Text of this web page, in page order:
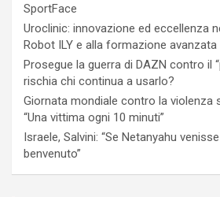
SportFace
Uroclinic: innovazione ed eccellenza
Robot ILY e alla formazione avanzata
Prosegue la guerra di DAZN contro il
rischia chi continua a usarlo?
Giornata mondiale contro la violenza
“Una vittima ogni 10 minuti”
Israele, Salvini: “Se Netanyahu
benvenuto”